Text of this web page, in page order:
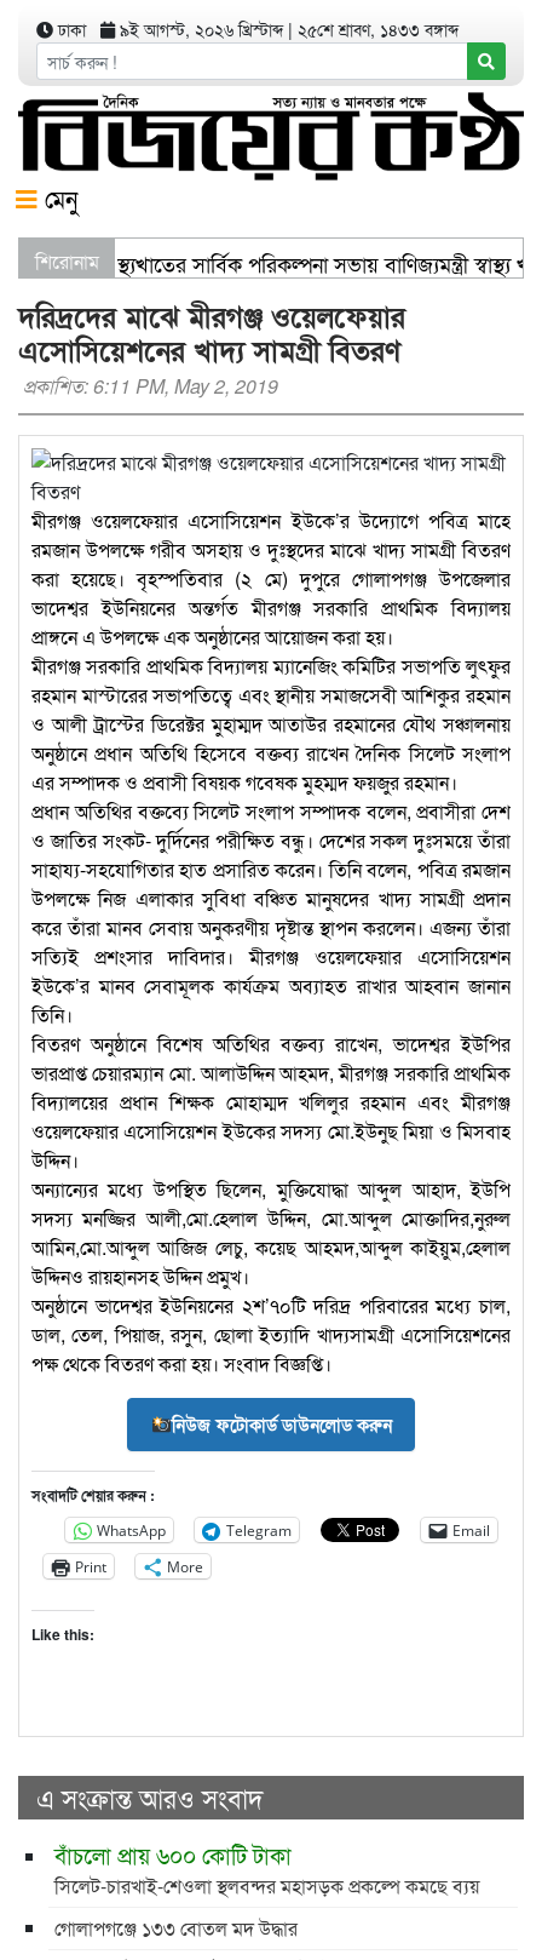
ঢাকা ৯ই আগস্ট, ২০২৬ খ্রিস্টাব্দ| ২৫শে শ্রাবণ, ১৪৩৩ বঙ্গাব্দ
মেনু
শিরোনাম
সিলেটে স্বাস্থ্যখাতের সার্বিক পরিকল্পনা সভায় বাণিজ্যমন্ত্রী
দরিদ্রদের মাঝে মীরগঞ্জ ওয়েলফেয়ার
এসোসিয়েশনের খাদ্য সামগ্রী বিতরণ
প্রকাশিত: 6:11 PM, May 2, 2019
মীরগঞ্জ ওয়েলফেয়ার এসোসিয়েশন ইউকে’র উদ্যোগে পবিত্র মাহে
রমজান উপলক্ষে গরীব অসহায় ও দুঃস্থদের মাঝে খাদ্য সামগ্রী বিতরণ
করা হয়েছে। বৃহস্পতিবার (২ মে) দুপুরে গোলাপগঞ্জ উপজেলার
ভাদেশ্বর ইউনিয়নের অন্তর্গত মীরগঞ্জ সরকারি প্রাথমিক বিদ্যালয়
প্রাঙ্গনে এ উপলক্ষে এক অনুষ্ঠানের আয়োজন করা হয়।
মীরগঞ্জ সরকারি প্রাথমিক বিদ্যালয় ম্যানেজিং কমিটির সভাপতি লুৎফুর
রহমান মাস্টারের সভাপতিত্বে এবং স্থানীয় সমাজসেবী আশিকুর রহমান
ও আলী ট্রাস্টের ডিরেক্টর মুহাম্মদ আতাউর রহমানের যৌথ সঞ্চালনায়
অনুষ্ঠানে প্রধান অতিথি হিসেবে বক্তব্য রাখেন দৈনিক সিলেট সংলাপ
এর সম্পাদক ও প্রবাসী বিষয়ক গবেষক মুহম্মদ ফয়জুর রহমান।
প্রধান অতিথির বক্তব্যে সিলেট সংলাপ সম্পাদক বলেন, প্রবাসীরা দেশ
ও জাতির সংকট- দুর্দিনের পরীক্ষিত বন্ধু। দেশের সকল দুঃসময়ে তাঁরা
সাহায্য-সহযোগিতার হাত প্রসারিত করেন। তিনি বলেন, পবিত্র রমজান
উপলক্ষে নিজ এলাকার সুবিধা বঞ্চিত মানুষদের খাদ্য সামগ্রী প্রদান
করে তাঁরা মানব সেবায় অনুকরণীয় দৃষ্টান্ত স্থাপন করলেন। এজন্য তাঁরা
সত্যিই প্রশংসার দাবিদার। মীরগঞ্জ ওয়েলফেয়ার এসোসিয়েশন
ইউকে’র মানব সেবামূলক কার্যক্রম অব্যাহত রাখার আহবান জানান
তিনি।
বিতরণ অনুষ্ঠানে বিশেষ অতিথির বক্তব্য রাখেন, ভাদেশ্বর ইউপির
ভারপ্রাপ্ত চেয়ারম্যান মো. আলাউদ্দিন আহমদ, মীরগঞ্জ সরকারি প্রাথমিক
বিদ্যালয়ের প্রধান শিক্ষক মোহাম্মদ খলিলুর রহমান এবং মীরগঞ্জ
ওয়েলফেয়ার এসোসিয়েশন ইউকের সদস্য মো.ইউনুছ মিয়া ও মিসবাহ
উদ্দিন।
অন্যান্যের মধ্যে উপস্থিত ছিলেন, মুক্তিযোদ্ধা আব্দুল আহাদ, ইউপি
সদস্য মনজ্জির আলী,মো.হেলাল উদ্দিন, মো.আব্দুল মোক্তাদির,নুরুল
আমিন,মো.আব্দুল আজিজ লেচু, কয়েছ আহমদ,আব্দুল কাইয়ুম,হেলাল
উদ্দিনও রায়হানসহ উদ্দিন প্রমুখ।
অনুষ্ঠানে ভাদেশ্বর ইউনিয়নের ২শ’৭০টি দরিদ্র পরিবারের মধ্যে চাল,
ডাল, তেল, পিয়াজ, রসুন, ছোলা ইত্যাদি খাদ্যসামগ্রী এসোসিয়েশনের
পক্ষ থেকে বিতরণ করা হয়। সংবাদ বিজ্ঞপ্তি।
নিউজ ফটোকার্ড ডাউনলোড করুন
সংবাদটি শেয়ার করুন :
WhatsApp Telegram
Email
Print
More
Like this:
এ সংক্রান্ত আরও সংবাদ
বাঁচলো প্রায় ৬০০ কোটি টাকা
সিলেট-চারখাই-শেওলা স্থলবন্দর মহাসড়ক প্রকল্পে কমছে ব্যয়
গোলাপগঞ্জে ১৩৩ বোতল মদ উদ্ধার